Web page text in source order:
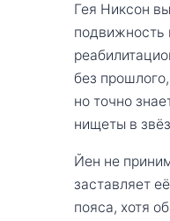
Гея Никсон
подвижность
без
но точно
нищеты в
Йен не
заставляет
пояса, хотя